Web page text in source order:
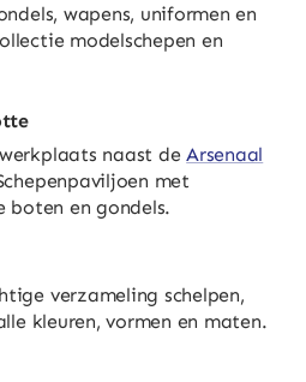
wapens, uniformen en
modelschepen en
naast deArsenaal
met
boten en gondels.
verzameling schelpen,
kleuren, vormen en maten.